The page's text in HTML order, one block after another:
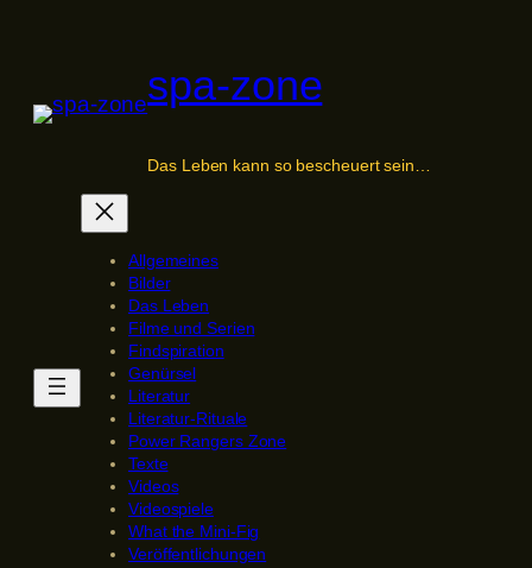
spa-zone
Das Leben kann so bescheuert sein…
Allgemeines
Bilder
Das Leben
Filme und Serien
Findspiration
Genürsel
Literatur
Literatur-Rituale
Power Rangers Zone
Texte
Videos
Videospiele
What the Mini-Fig
Veröffentlichungen